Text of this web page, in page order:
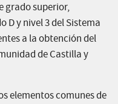
grado superior,
D y nivel 3 del Sistema
a la obtención del
de Castilla y
elementos comunes de